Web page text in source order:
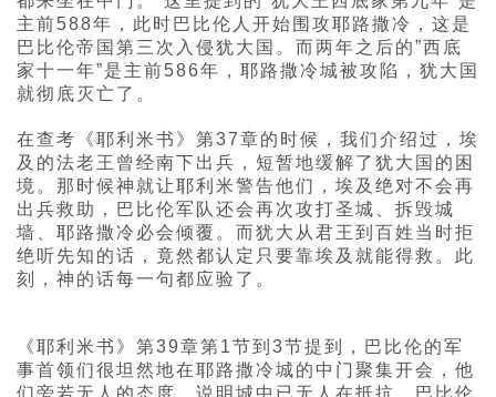
主前588年，此时巴比伦人开始围攻耶路撒冷，这是
巴比伦帝国第三次入侵犹大国。而两年之后的”西底
家十一年”是主前586年，耶路撒冷城被攻陷，犹大国
就彻底灭亡了。
在查考《耶利米书》第37章的时候，我们介绍过，埃
及的法老王曾经南下出兵，短暂地缓解了犹大国的困
境。那时候神就让耶利米警告他们，埃及绝对不会再
出兵救助，巴比伦军队还会再次攻打圣城、拆毁城
墙、耶路撒冷必会倾覆。而犹大从君王到百姓当时拒
绝听先知的话，竟然都认定只要靠埃及就能得救。此
刻，神的话每一句都应验了。
《耶利米书》第39章第1节到3节提到，巴比伦的军
事首领们很坦然地在耶路撒冷城的中门聚集开会，他